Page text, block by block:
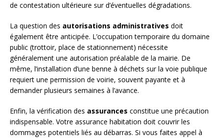
de contestation ultérieure sur d’éventuelles dégradations.
La question des autorisations administratives doit
également être anticipée. L’occupation temporaire du domaine
public (trottoir, place de stationnement) nécessite
généralement une autorisation préalable de la mairie. De
même, l’installation d’une benne à déchets sur la voie publique
requiert une permission de voirie, souvent payante et à
demander plusieurs semaines à l’avance.
Enfin, la vérification des assurances constitue une précaution
indispensable. Votre assurance habitation doit couvrir les
dommages potentiels liés au débarras. Si vous faites appel à